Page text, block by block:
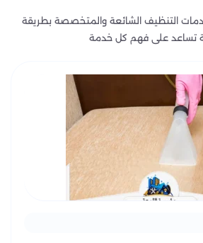
التنظيف الشائعة والمتخصصة بطريقة
تساعد على فهم كل خدمة